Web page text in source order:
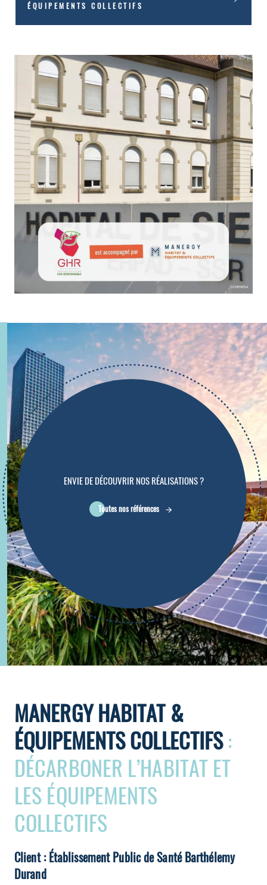
composée de 2 chaudières de 1 200 kW chacune
960 kW : puissance de la chaufferie gaz,
chaudière limitée à 400 kW (<ICPE), pouvant être
débridée à 560 kW
ÉQUIPEMENTS COLLECTIFS
ENVIE DE DÉCOUVRIR NOS RÉALISATIONS ?
Toutes nos références
MANERGY HABITAT &
ÉQUIPEMENTS COLLECTIFS:
DÉCARBONER L’HABITAT ET
LES ÉQUIPEMENTS
COLLECTIFS
Client : Établissement Public de Santé Barthélemy
Durand